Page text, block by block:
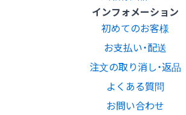
インフォメーション
初めてのお客様
お支払い・配送
注文の取り消し・返品
よくある質問
お問い合わせ